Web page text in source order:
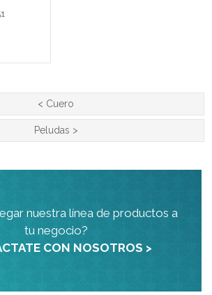
< Cuero
Peludas >
nuestra línea de productos a
tu negocio?
CON NOSOTROS >